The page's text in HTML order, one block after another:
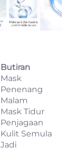
Butiran
Mask
Penenang
Malam
Mask Tidur
Penjagaan
Kulit Semula
Jadi